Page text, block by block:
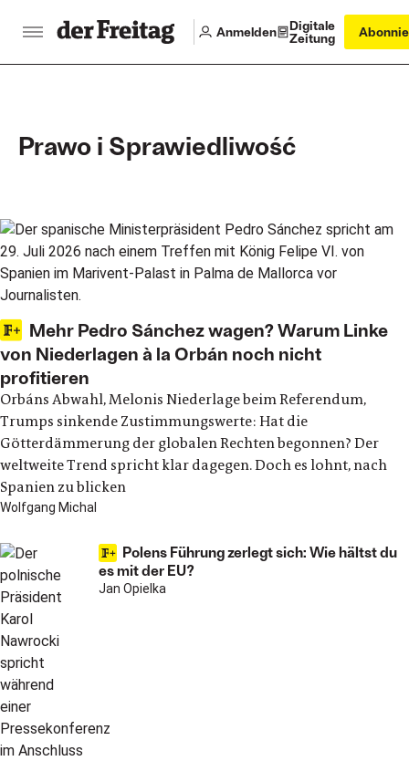
Anmelden
Digitale
Zeitung
Prawo i Sprawiedliwość
Main articles
Mehr Pedro Sánchez wagen? Warum Linke
von Niederlagen à la Orbán noch nicht
profitieren
Orbáns Abwahl, Melonis Niederlage beim Referendum,
Trumps sinkende Zustimmungswerte: Hat die
Götterdämmerung der globalen Rechten begonnen? Der
weltweite Trend spricht klar dagegen. Doch es lohnt, nach
Spanien zu blicken
Wolfgang Michal
Polens Führung zerlegt sich: Wie hältst du
es mit der EU?
Jan Opielka